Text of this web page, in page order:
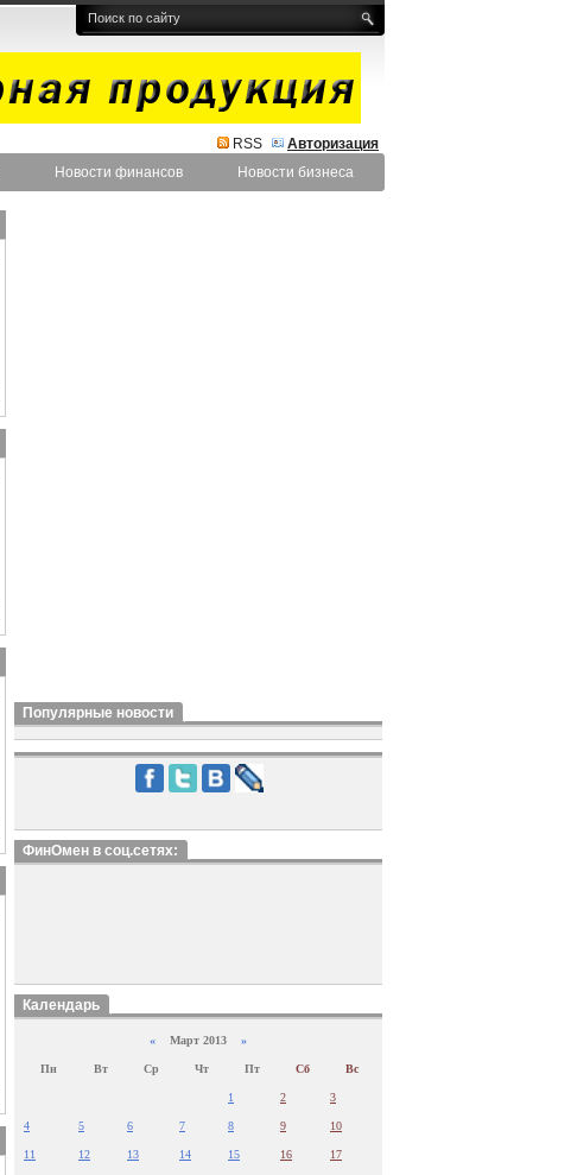
RSS
Авторизация
Новости финансов Новости бизнеса
Популярные новости
ФинОмен в соц.сетях:
Календарь
« Март 2013 »
Пн Вт Ср Чт Пт Сб Вс
1 2 3
4 5 6 7 8 9 10
11 12 13 14 15 16 17